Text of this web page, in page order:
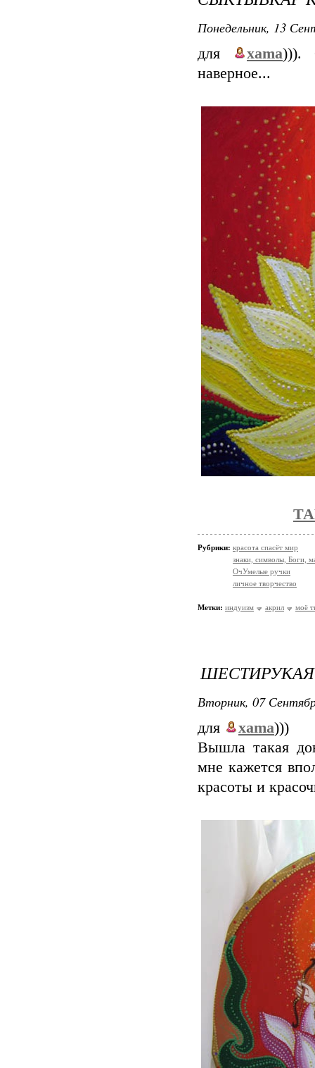
Понедельник, 13
для xama))).
наверное...
Рубрики: красота спасёт мир
знаки, символы, Боги,
ОчУмелые ручки
личное творчество
Метки: индуизм акрил моё
Вторник, 07
для xama)))
Вышла такая
мне кажется
красоты и